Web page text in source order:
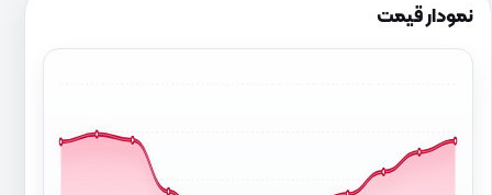
نمودار قیمت